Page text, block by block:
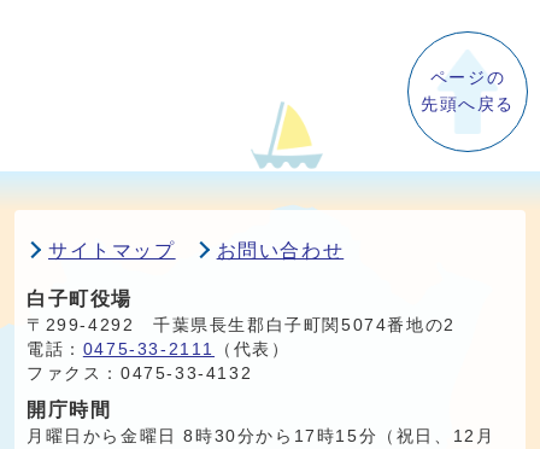
ページの
先頭へ戻る
サイトマップ お問い合わせ
白子町役場
〒299-4292 千葉県長生郡白子町関5074番地の2
電話： 0475-33-2111
（代表）
ファクス：0475-33-4132
開庁時間
月曜日から金曜日 8時30分から17時15分（祝日、12月